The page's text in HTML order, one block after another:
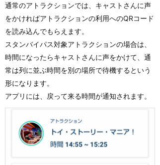
通常のアトラクションでは、キャストさんに声
をかければアトラクションの利用へのQRコード
を読み込んでもらえます。
スタンバイパス対象アトラクションの場合は、
時間になったらキャストさんに声をかけて、通
常は列に並ぶ時間を別の場所で待機するという
形になります。
アプリには、戻って来る時間が通知されます。